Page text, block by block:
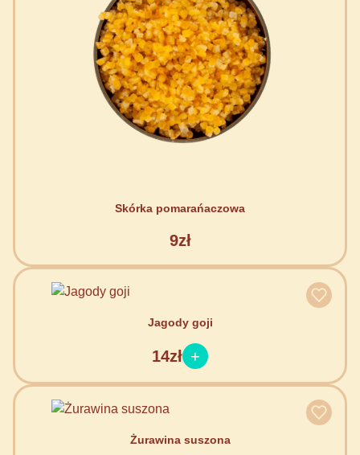
Skórka pomarańaczowa
9zł
Jagody goji
14zł
Żurawina suszona